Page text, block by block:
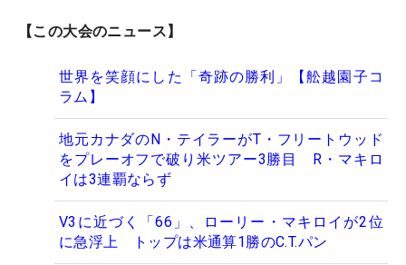
【この大会のニュース】
世界を笑顔にした「奇跡の勝利」【舩越園子コ
ラム】
地元カナダのN・テイラーがT・フリートウッド
をプレーオフで破り米ツアー3勝目 R・マキロ
イは3連覇ならず
V3に近づく「66」、ローリー・マキロイが2位
に急浮上 トップは米通算1勝のC.T.パン